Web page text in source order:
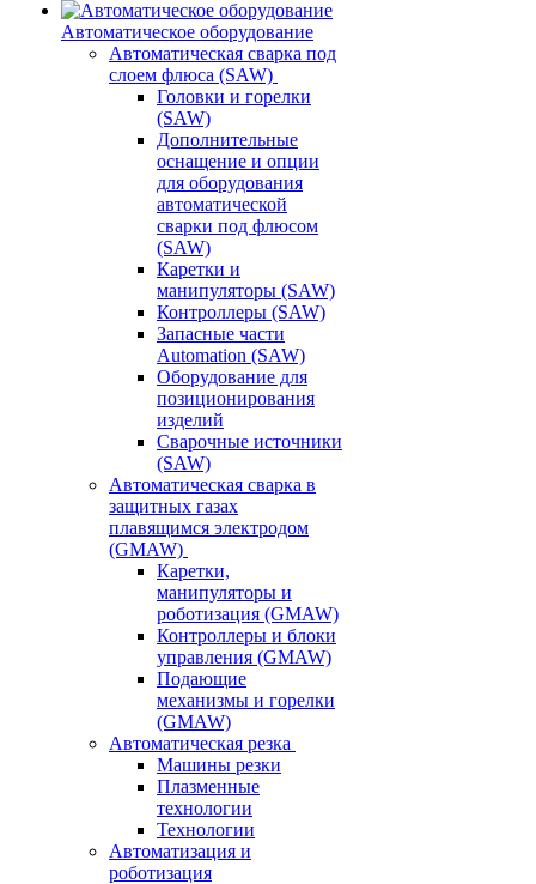
Автоматическое оборудование
Автоматическая сварка под
слоем флюса (SAW)
Головки и горелки
(SAW)
Дополнительные
оснащение и опции
для оборудования
автоматической
сварки под флюсом
(SAW)
Каретки и
манипуляторы (SAW)
Контроллеры (SAW)
Запасные части
Automation (SAW)
Оборудование для
позиционирования
изделий
Сварочные источники
(SAW)
Автоматическая сварка в
защитных газах
плавящимся электродом
(GMAW)
Каретки,
манипуляторы и
роботизация (GMAW)
Контроллеры и блоки
управления (GMAW)
Подающие
механизмы и горелки
(GMAW)
Автоматическая резка
Машины резки
Плазменные
технологии
Технологии
Автоматизация и
роботизация